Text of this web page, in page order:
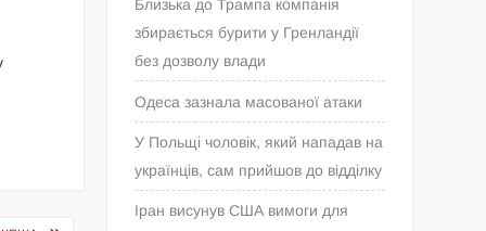
Близька до Трампа компанія
збирається бурити у Гренландії
без дозволу влади
Одеса зазнала масованої атаки
У Польщі чоловік, який нападав на
українців, сам прийшов до відділку
Іран висунув США вимоги для